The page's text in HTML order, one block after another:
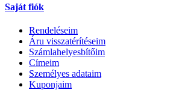
Saját fiók
Rendeléseim
Áru visszatérítéseim
Számlahelyesbítőim
Címeim
Személyes adataim
Kuponjaim